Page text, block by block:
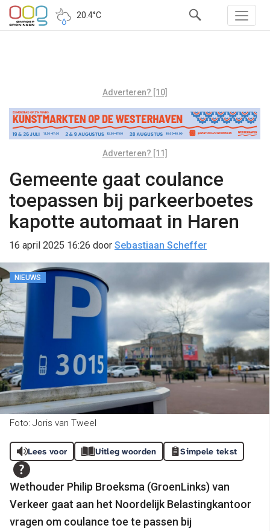
20.4°C
Adverteren? [10]
Adverteren? [11]
Gemeente gaat coulance
toepassen bij parkeerboetes
kapotte automaat in Haren
16 april 2025 16:26 door Sebastiaan Scheffer
NIEUWS
Foto: Joris van Tweel
Lees voor Uitleg woorden Simpele tekst
Wethouder Philip Broeksma (GroenLinks) van
Verkeer gaat aan het Noordelijk Belastingkantoor
vragen om coulance toe te passen bij